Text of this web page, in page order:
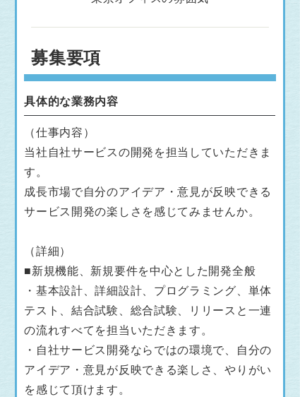
募集要項
具体的な業務内容
（仕事内容）
当社自社サービスの開発を担当していただきま
す。
成長市場で自分のアイデア・意見が反映できる
サービス開発の楽しさを感じてみませんか。
（詳細）
■新規機能、新規要件を中心とした開発全般
・基本設計、詳細設計、プログラミング、単体
テスト、結合試験、総合試験、リリースと一連
の流れすべてを担当いただきます。
・自社サービス開発ならではの環境で、自分の
アイデア・意見が反映できる楽しさ、やりがい
を感じて頂けます。